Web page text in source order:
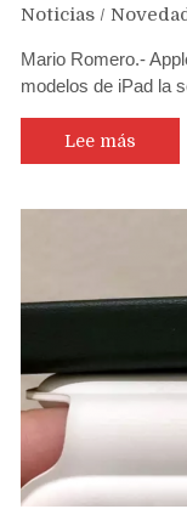
Noticias /
Mario Romero.-
modelos de iPad la
Lee más